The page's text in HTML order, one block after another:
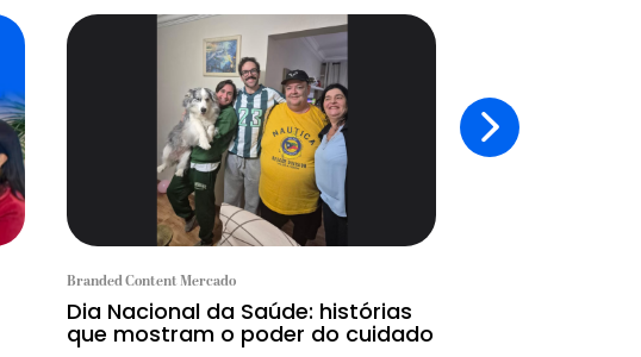
Branded Content Mercado
Dia Nacional da Saúde: histórias
que mostram o poder do cuidado